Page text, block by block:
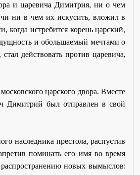
и царевича Димитрия, ни о чем
ни в чем их искусить, вложил в
когда истребится корень царский,
и обольщаемый мечтами о
действовать против царевича,
царского двора. Вместе
Димитрий был отправлен в свой
наследника престола, распустив
поминать его имя во время
новых вымыслов: